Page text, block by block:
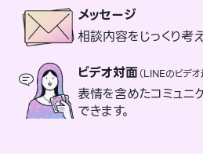
メッセージ
相談内容をじっくり考
ビデオ対面（LINEのビデオ
表情を含めたコミュニ
できます。